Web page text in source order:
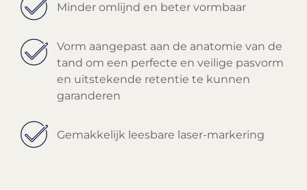
Minder omlijnd en beter vormbaar
Vorm aangepast aan de anatomie van de
tand om een perfecte en veilige pasvorm
en uitstekende retentie te kunnen
garanderen
Gemakkelijk leesbare laser-markering